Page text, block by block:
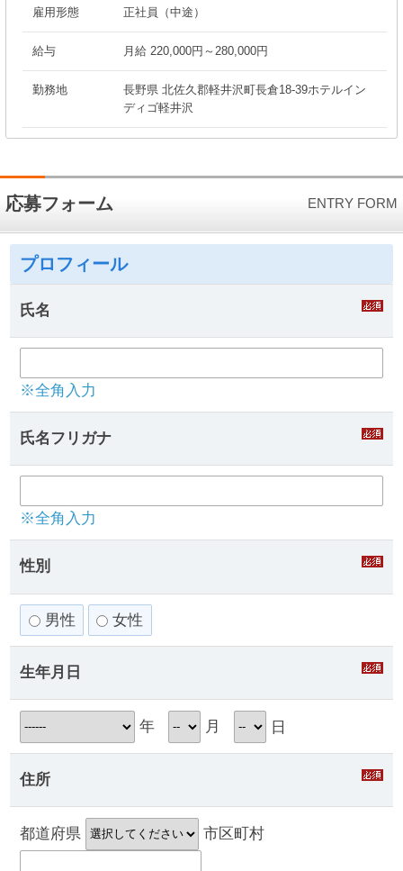
雇用形態 正社員（中途）
給与 月給 220,000円～280,000円
勤務地
長野県 北佐久郡軽井沢町長倉18-39ホテルイン
ディゴ軽井沢
応募フォーム ENTRY FORM
プロフィール
氏名
※全角入力
氏名フリガナ
※全角入力
性別
男性 女性
生年月日
年 月 日
住所
都道府県 市区町村